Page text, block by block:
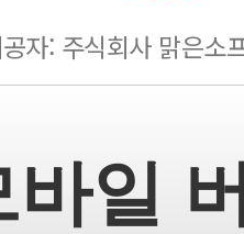
자: 주식회사 맑은소
바일